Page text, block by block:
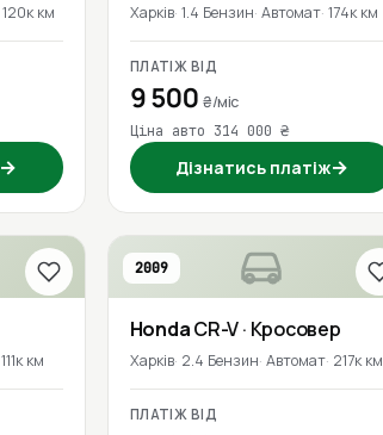
120к км
→
Харків 1.4 Бензин Автомат 174к км
ПЛАТІЖ ВІД
9 500 ₴/міс
Ціна авто 314 000 ₴
Дізнатись платіж→
111к км
2009
HondaCR-V· Кросовер
Харків 2.4 Бензин Автомат 217к км
ПЛАТІЖ ВІД